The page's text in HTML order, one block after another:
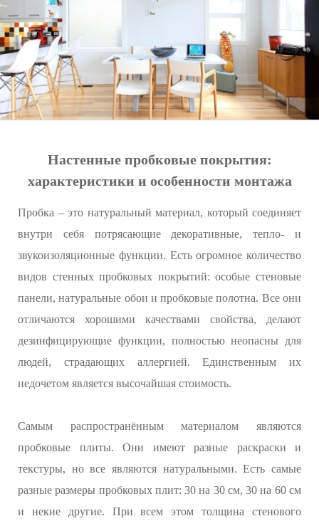
Настенные пробковые покрытия:
характеристики и особенности монтажа
Пробка – это натуральный материал, который соединяет
внутри себя потрясающие декоративные, тепло- и
звукоизоляционные функции. Есть огромное количество
видов стенных пробковых покрытий: особые стеновые
панели, натуральные обои и пробковые полотна. Все они
отличаются хорошими качествами свойства, делают
дезинфицирующие функции, полностью неопасны для
людей, страдающих аллергией. Единственным их
недочетом является высочайшая стоимость.
Самым распространённым материалом являются
пробковые плиты. Они имеют разные раскраски и
текстуры, но все являются натуральными. Есть самые
разные размеры пробковых плит: 30 на 30 см, 30 на 60 см
и некие другие. При всем этом толщина стенового